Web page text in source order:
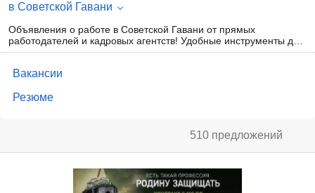
в Советской Гавани
Объявления о работе в Советской Гавани от прямых
работодателей и кадровых агентств! Удобные инструменты для
создания резюме, поиска предложений о работе. Прямая связь
Вакансии
Резюме
510 предложений